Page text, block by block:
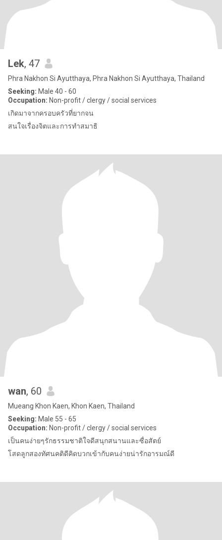
Lek, 47
Phra Nakhon Si Ayutthaya, Phra Nakhon Si Ayutthaya, Thailand
Seeking: Male 40 - 60
Occupation: Non-profit / clergy / social services
เกิดมาจากครอบครัวที่ยากจน
สนใจเรื่องจิตและการทำสมาธิ
wan, 60
Mueang Khon Kaen, Khon Kaen, Thailand
Seeking: Male 55 - 65
Occupation: Non-profit / clergy / social services
เป็นคนง่ายๆรักธรรมชาติใจดีสนุกสนานและซื่อสัตย์
โสดลูกสองทัศนคติดีคิดบวกเข้ากับคนง่ายน่ารักอารมณ์ดี